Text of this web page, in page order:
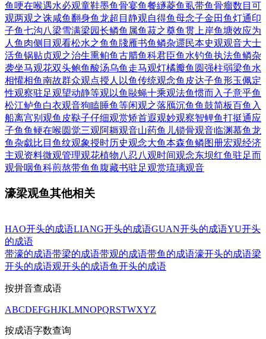
鱼哽在喉遇水必观童鞋墨鱼骨宴鱼餐繸菱鱼虱带鱼骨瘤数目可
观两观之诛咸鱼翻身鱼龙超目 静观自得鱼母念子金田鱼灯通印
子鱼七沟八梁雪满梁园长鳞鱼属鱼菽之奠鱼贯上岸鱼塘效应为
人鱼肉侧目观看松水之鱼鱼牋雁书鱼鳞杂遝民本史观观音大士
活鱼锅贴贞观之治生熏鲌鱼古腊鱼科君臣鱼水钓鱼执法鱼鳞杂
袭坐马观花双头鲍鱼酸汤乌鱼 走马观灯橘瓣鱼圆强柱弱梁鱼水
相懽相鱼南故群众观点授人以鱼传统观念鱼皮达子鱼形玉佩定
性观察驻足观望动静等观以鱼敺蝇十乘观法鱼惯而入子意乎鱼
松江鲈鱼 白衣观音狗瞌睡鱼等闲观之落鴈沉鱼鱼鼓简板百鱼入
船离宫别观鱼皮鞑子仔细观赏矫首遐观妙观察智鲤鱼打挺通应
子鱼鱼鲠在喉圆觉三观阿耨观音山药鱼儿锁骨观音临渊慕鱼龙
鱼杂戱比目鱼纹观象授时历史观念大鱼本森鱼鳞图册宏观经济
主观资料微观管理观花植物八忍八观时间观念东坝红鱼驻足而
观骨咽鱼科煎熬带鱼鱼腹藏书驻足观赏琉璃观音
濠梁观鱼其他相关
HAO开头的成语LIANG开头的成语GUAN开头的成语YU开头
的成语
带濠的成语带梁的成语带观的成语带鱼的成语濠开头的成语梁
开头的成语观开头的成语鱼开头的成语
按拼音查成语
ABCDEFGHJKLMNOPQRSTWXYZ
按成语字数查询